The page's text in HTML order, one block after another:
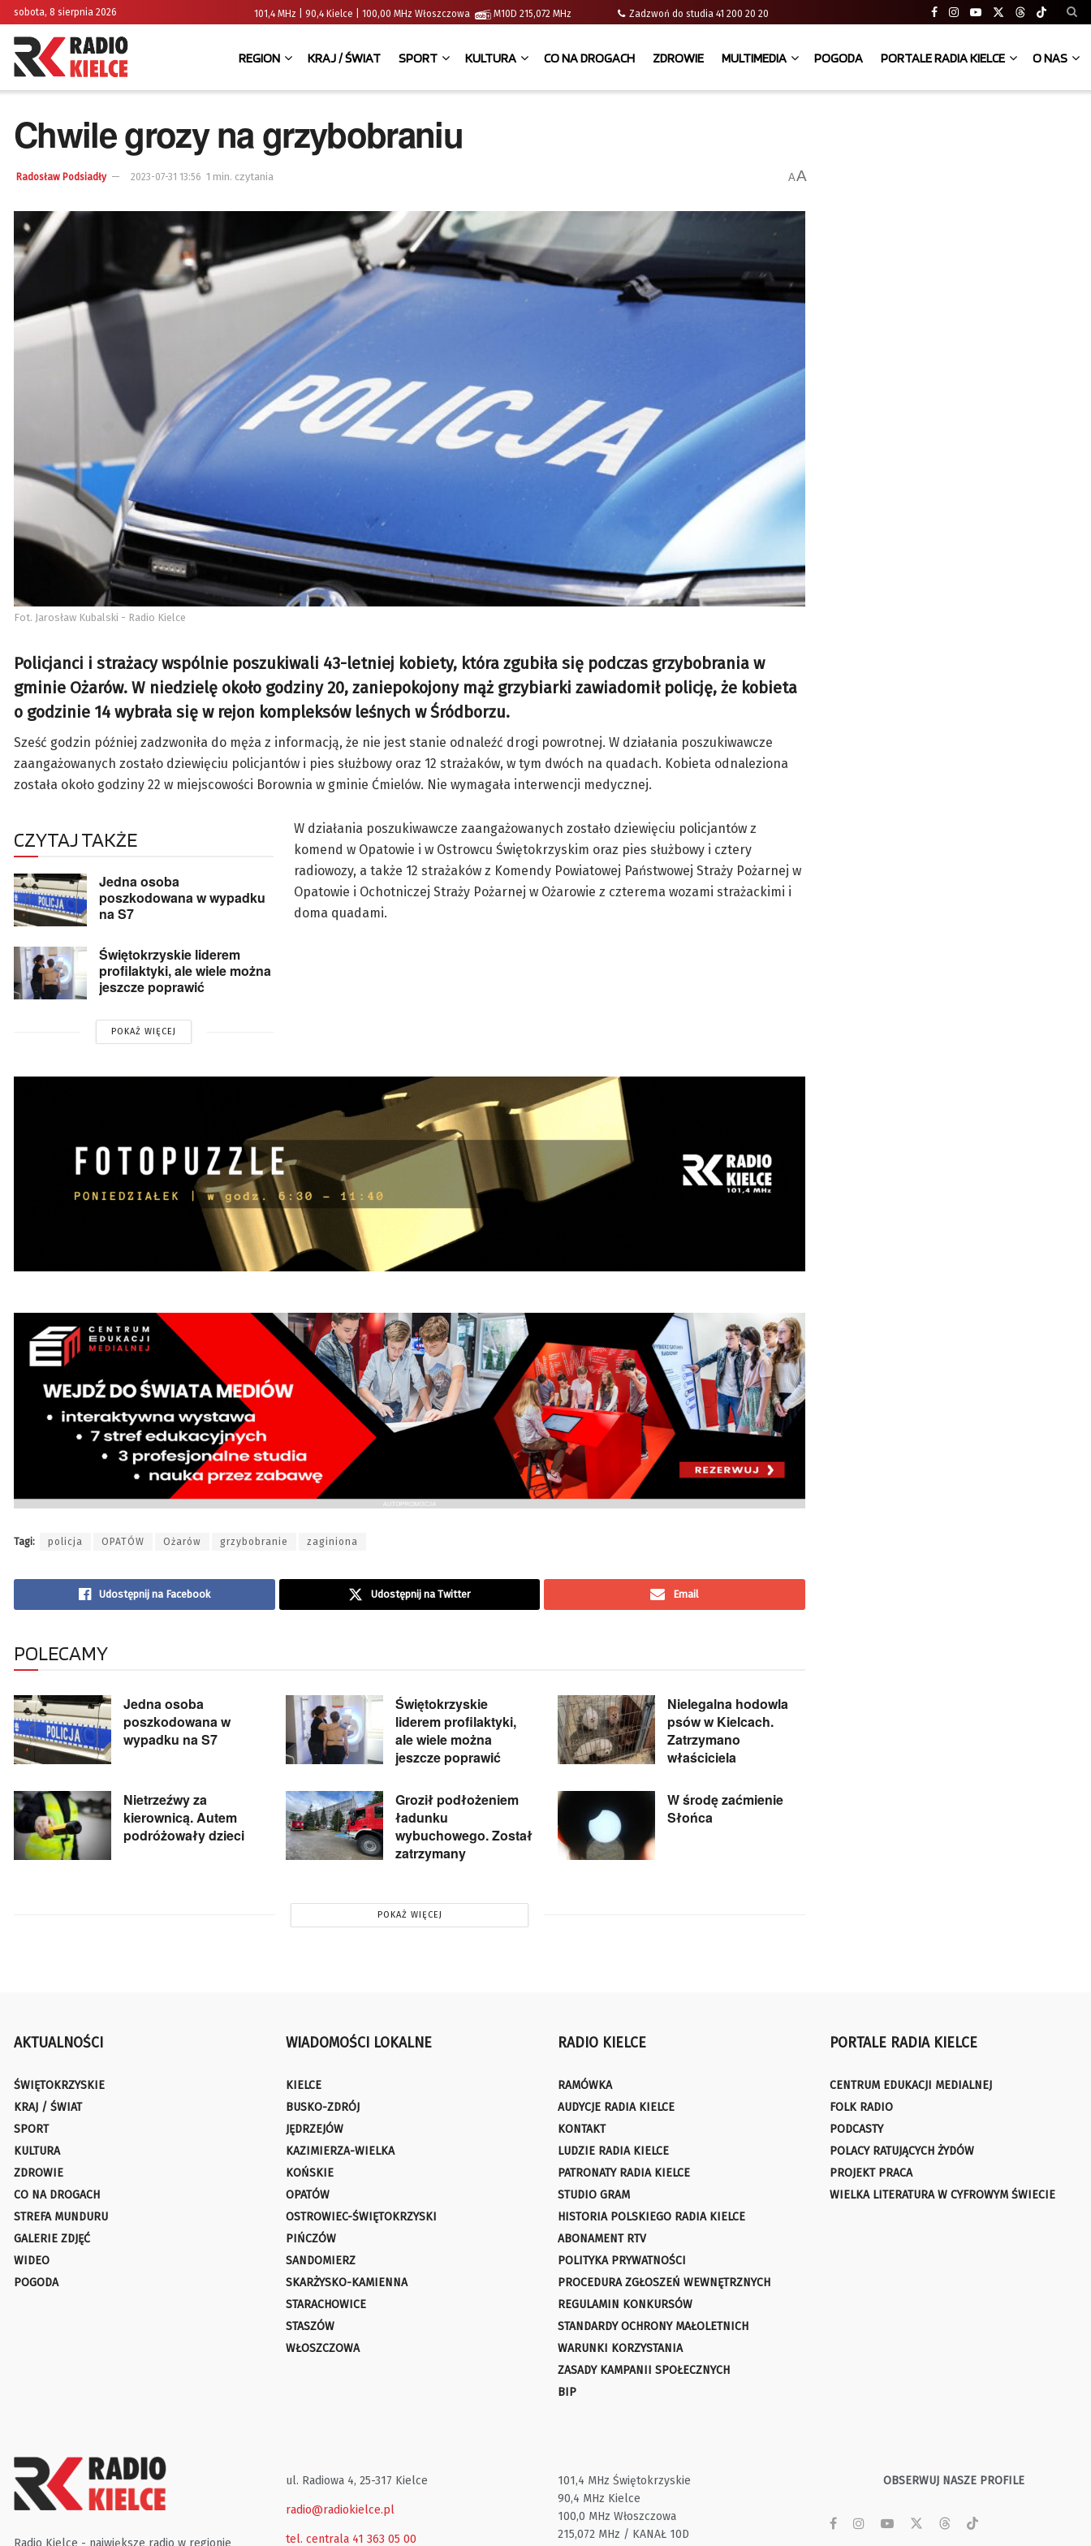
sobota, 8 sierpnia 2026 101,4 MHz | 90,4 Kielce | 100,00 MHz Włoszczowa M10D 215,072 MHz Zadzwoń do studia 41 200 20 20
REGION KRAJ / ŚWIAT SPORT KULTURA CO NA DROGACH ZDROWIE MULTIMEDIA POGODA PORTALE RADIA KIELCE O NAS
Chwile grozy na grzybobraniu
Radosław Podsiadły 2023-07-31 13:56 1 min. czytania AA
Fot. Jarosław Kubalski - Radio Kielce
Policjanci i strażacy wspólnie poszukiwali 43-letniej kobiety, która zgubiła się podczas grzybobrania w
gminie Ożarów. W niedzielę około godziny 20, zaniepokojony mąż grzybiarki zawiadomił policję, że kobieta
o godzinie 14 wybrała się w rejon kompleksów leśnych w Śródborzu.
Sześć godzin później zadzwoniła do męża z informacją, że nie jest stanie odnaleźć drogi powrotnej. W działania poszukiwawcze
zaangażowanych zostało dziewięciu policjantów i pies służbowy oraz 12 strażaków, w tym dwóch na quadach. Kobieta odnaleziona
została około godziny 22 w miejscowości Borownia w gminie Ćmielów. Nie wymagała interwencji medycznej.
CZYTAJ TAKŻE
Jedna osoba
poszkodowana w wypadku
na S7
Świętokrzyskie liderem
profilaktyki, ale wiele można
jeszcze poprawić
POKAŻ WIĘCEJ
W działania poszukiwawcze zaangażowanych zostało dziewięciu policjantów z
komend w Opatowie i w Ostrowcu Świętokrzyskim oraz pies służbowy i cztery
radiowozy, a także 12 strażaków z Komendy Powiatowej Państwowej Straży Pożarnej w
Opatowie i Ochotniczej Straży Pożarnej w Ożarowie z czterema wozami strażackimi i
doma quadami.
Tagi: policja OPATÓW Ożarów grzybobranie zaginiona
Udostępnij na Facebook Udostępnij na Twitter Email
POLECAMY
Jedna osoba
poszkodowana w
wypadku na S7
Świętokrzyskie
liderem profilaktyki,
ale wiele można
jeszcze poprawić
Nielegalna hodowla
psów w Kielcach.
Zatrzymano
właściciela
Nietrzeźwy za
kierownicą. Autem
podróżowały dzieci
Groził podłożeniem
ładunku
wybuchowego. Został
zatrzymany
W środę zaćmienie
Słońca
POKAŻ WIĘCEJ
AKTUALNOŚCI
ŚWIĘTOKRZYSKIE
KRAJ / ŚWIAT
SPORT
KULTURA
ZDROWIE
CO NA DROGACH
STREFA MUNDURU
GALERIE ZDJĘĆ
WIDEO
POGODA
WIADOMOŚCI LOKALNE
KIELCE
BUSKO-ZDRÓJ
JĘDRZEJÓW
KAZIMIERZA-WIELKA
KOŃSKIE
OPATÓW
OSTROWIEC-ŚWIĘTOKRZYSKI
PIŃCZÓW
SANDOMIERZ
SKARŻYSKO-KAMIENNA
STARACHOWICE
STASZÓW
WŁOSZCZOWA
RADIO KIELCE
RAMÓWKA
AUDYCJE RADIA KIELCE
KONTAKT
LUDZIE RADIA KIELCE
PATRONATY RADIA KIELCE
STUDIO GRAM
HISTORIA POLSKIEGO RADIA KIELCE
ABONAMENT RTV
POLITYKA PRYWATNOŚCI
PROCEDURA ZGŁOSZEŃ WEWNĘTRZNYCH
REGULAMIN KONKURSÓW
STANDARDY OCHRONY MAŁOLETNICH
WARUNKI KORZYSTANIA
ZASADY KAMPANII SPOŁECZNYCH
BIP
PORTALE RADIA KIELCE
CENTRUM EDUKACJI MEDIALNEJ
FOLK RADIO
PODCASTY
POLACY RATUJĄCYCH ŻYDÓW
PROJEKT PRACA
WIELKA LITERATURA W CYFROWYM ŚWIECIE
Radio Kielce - największe radio w regionie
ul. Radiowa 4, 25-317 Kielce
radio@radiokielce.pl
tel. centrala 41 363 05 00
101,4 MHz Świętokrzyskie
90,4 MHz Kielce
100,0 MHz Włoszczowa
215,072 MHz / KANAŁ 10D
OBSERWUJ NASZE PROFILE